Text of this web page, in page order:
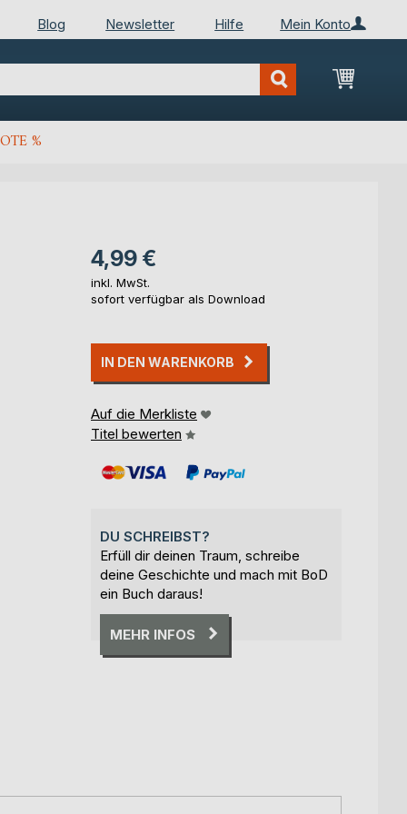
Mein Konto
Blog Newsletter Hilfe
Mein
%
4,99 €
inkl. MwSt.
sofort verfügbar als Download
IN DEN WARENKORB
Auf die Merkliste
Titel bewerten
DU SCHREIBST?
Erfüll dir deinen Traum, schreibe
deine Geschichte und mach mit BoD
ein Buch daraus!
MEHR INFOS